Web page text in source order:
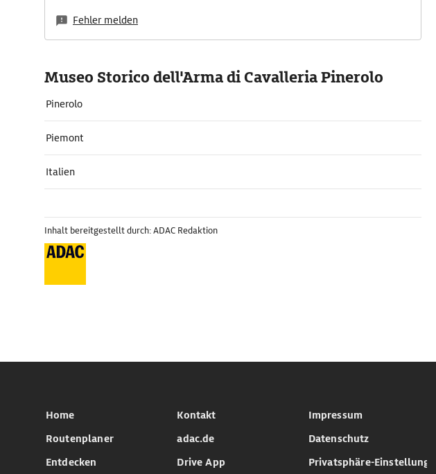
Fehler melden
Museo Storico dell'Arma di Cavalleria Pinerolo
Pinerolo
Piemont
Italien
Inhalt bereitgestellt durch: ADAC Redaktion
Home
Routenplaner
Entdecken
Kontakt
adac.de
Drive App
Impressum
Datenschutz
Privatsphäre-Einstellungen